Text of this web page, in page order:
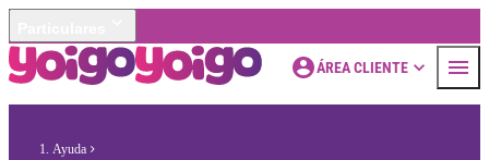
ÁREA CLIENTE
Ayuda